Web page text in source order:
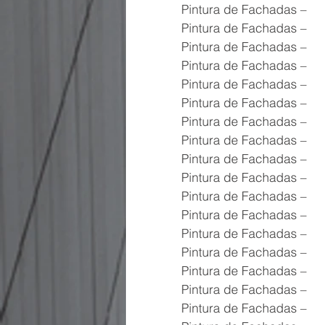
Pintura de Fachadas
Pintura de Fachadas
Pintura de Fachadas
Pintura de Fachadas
Pintura de Fachadas
Pintura de Fachadas
Pintura de Fachadas
Pintura de Fachadas
Pintura de Fachadas
Pintura de Fachadas
Pintura de Fachadas
Pintura de Fachadas
Pintura de Fachadas
Pintura de Fachadas
Pintura de Fachadas
Pintura de Fachadas
Pintura de Fachadas